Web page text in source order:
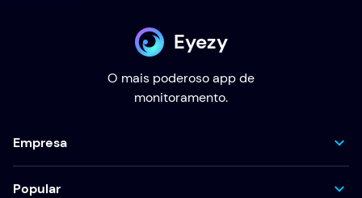
Eyezy
O mais poderoso app de
monitoramento.
Empresa
Popular